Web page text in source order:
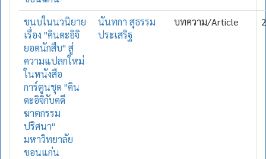
ขนบในนวนิยาย
เรื่อง "คินดะอิจิ
ยอดนักสืบ" สู่
ความแปลกใหม่
ในหนังสือ
การ์ตูนชุด "คิน
ดะอิจิกับคดี
ฆาตกรรม
ปริศนา"
มหาวิทยาลัย
ขอนแก่น
นันทกา สุธรรม
ประเสริฐ
บทความ/Article